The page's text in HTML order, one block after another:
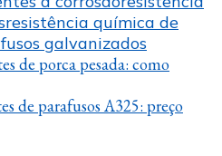
resistência química de
galvanizados
de porca pesada: como
de parafusos A325: preço